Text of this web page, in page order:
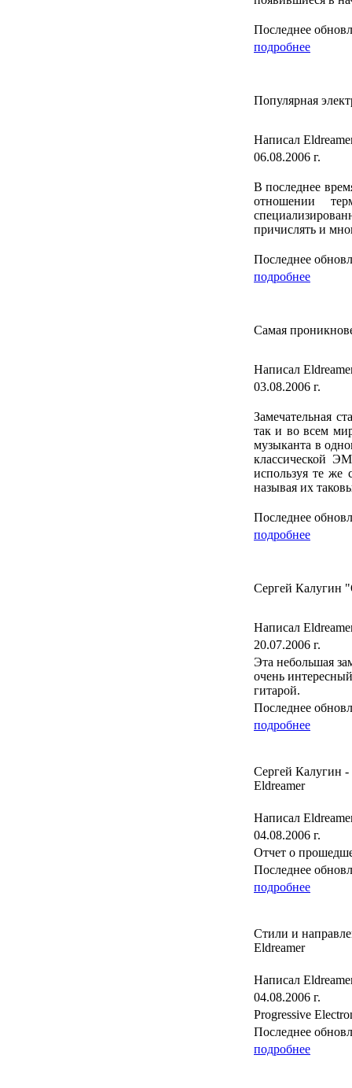
Последнее
подробнее
Популярная
Написал
06.08.2006 г.
В последнее
отношении
причислять и
Последнее
подробнее
Самая
Написал
03.08.2006 г.
Замечательная
так и во всем
музыканта в
классической
используя те же
называя их
Последнее
подробнее
Сергей Калугин
Написал
20.07.2006 г.
Эта небольшая
очень
гитарой.
Последнее
подробнее
Сергей Калугин -
Eldreamer
Написал
04.08.2006 г.
Отчет о
Последнее
подробнее
Стили и
Eldreamer
Написал
04.08.2006 г.
Progressive
Последнее
подробнее